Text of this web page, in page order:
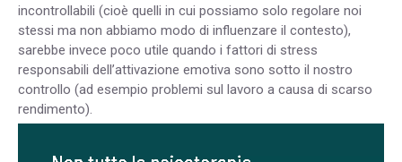
incontrollabili (cioè quelli in cui possiamo solo regolare noi
stessi ma non abbiamo modo di influenzare il contesto),
sarebbe invece poco utile quando i fattori di stress
responsabili dell’attivazione emotiva sono sotto il nostro
controllo (ad esempio problemi sul lavoro a causa di scarso
rendimento).